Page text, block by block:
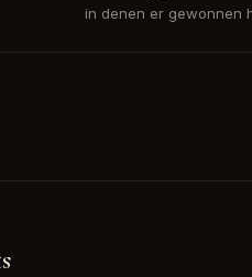
in denen er gewonnen